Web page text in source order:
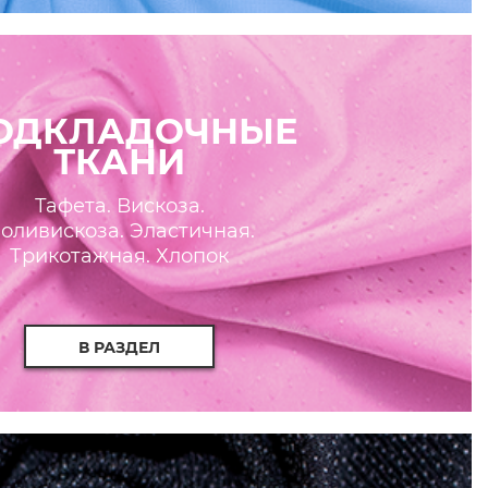
ТКАНИ
Тафета. Вискоза.
Эластичная.
Трикотажная. Хлопок
В РАЗДЕЛ